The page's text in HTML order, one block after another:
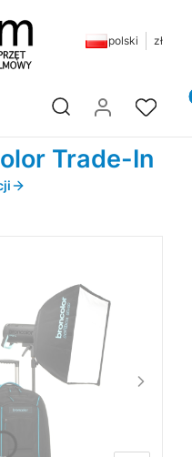
polski zł
Otwórz wyszukiwarkę
Trade-In